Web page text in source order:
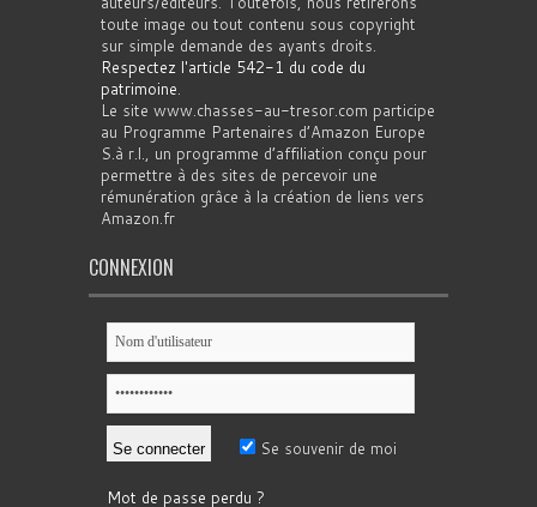
toute image ou tout contenu sous copyright
sur simple demande des ayants droits.
Respectez l'article 542-1 du code du
patrimoine.
Le site www.chasses-au-tresor.com participe
au Programme Partenaires d’Amazon Europe
S.à r.l., un programme d’affiliation conçu pour
permettre à des sites de percevoir une
rémunération grâce à la création de liens vers
Amazon.fr
CONNEXION
Se souvenir de moi
Mot de passe perdu ?